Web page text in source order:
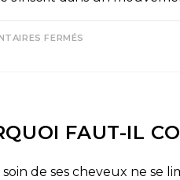
FERMÉS
FAUT-IL
de ses cheveux ne se